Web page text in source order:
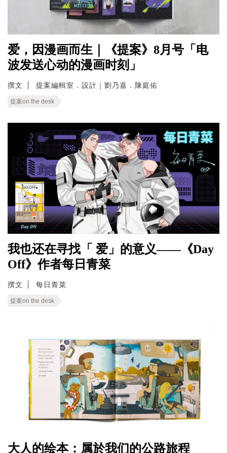
爱，因漫画而生｜《提案》8月号「电
波发送心动的漫画时刻」
撰文 提案編輯室．設計｜劉乃嘉．陳庭佑
提案on the desk
我也还在寻找「 爱」的意义——《Day
Off》作者每日青菜
撰文 每日青菜
提案on the desk
大人的绘本：属於我们的公路旅程